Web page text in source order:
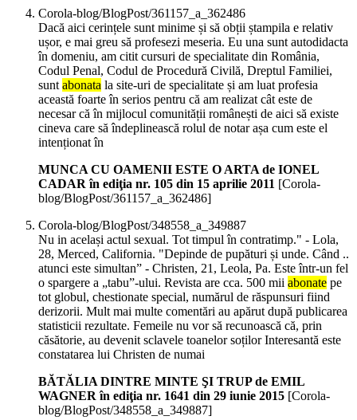
Corola-blog/BlogPost/361157_a_362486
Dacă aici cerințele sunt minime și să obții ștampila e relativ
ușor, e mai greu să profesezi meseria. Eu una sunt autodidacta
în domeniu, am citit cursuri de specialitate din România,
Codul Penal, Codul de Procedură Civilă, Dreptul Familiei,
suntabonata la site-uri de specialitate și am luat profesia
această foarte în serios pentru că am realizat cât este de
necesar că în mijlocul comunității românești de aici să existe
cineva care să îndeplinească rolul de notar așa cum este el
intenționat în
MUNCA CU OAMENII ESTE O ARTA de IONEL
CADAR în ediţia nr. 105 din 15 aprilie 2011 [Corola-
blog/BlogPost/361157_a_362486]
Corola-blog/BlogPost/348558_a_349887
Nu in același actul sexual. Tot timpul în contratimp." - Lola,
28, Merced, California. "Depinde de pupături și unde. Când ..
atunci este simultan” - Christen, 21, Leola, Pa. Este într-un fel
o spargere a „tabu”-ului. Revista are cca. 500 mii abonate pe
tot globul, chestionate special, numărul de răspunsuri fiind
derizorii. Mult mai multe comentări au apărut după publicarea
statisticii rezultate. Femeile nu vor să recunoască că, prin
căsătorie, au devenit sclavele toanelor soților Interesantă este
constatarea lui Christen de numai
BĂTĂLIA DINTRE MINTE ŞI TRUP de EMIL
WAGNER în ediţia nr. 1641 din 29 iunie 2015 [Corola-
blog/BlogPost/348558_a_349887]